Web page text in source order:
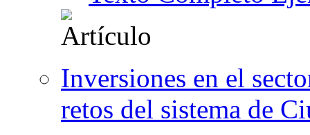
Inversiones en el
retos del sistema de